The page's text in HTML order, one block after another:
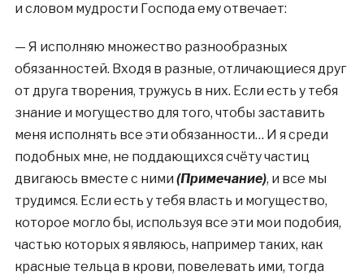
и словом мудрости Господа ему отвечает:
— Я исполняю множество разнообразных
обязанностей. Входя в разные, отличающиеся друг
от друга творения, тружусь в них. Если есть у тебя
знание и могущество для того, чтобы заставить
меня исполнять все эти обязанности… И я среди
подобных мне, не поддающихся счёту частиц
двигаюсь вместе с ними (Примечание), и все мы
трудимся. Если есть у тебя власть и могущество,
которое могло бы, используя все эти мои подобия,
частью которых я являюсь, например таких, как
красные тельца в крови, повелевать ими, тогда